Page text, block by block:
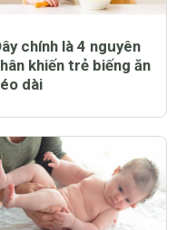
chính là 4 nguyên
khiến trẻ biếng ăn
dài